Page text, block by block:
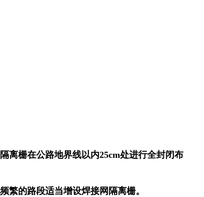
栅在公路地界线以内25cm处进行全封闭布
的路段适当增设焊接网隔离栅。